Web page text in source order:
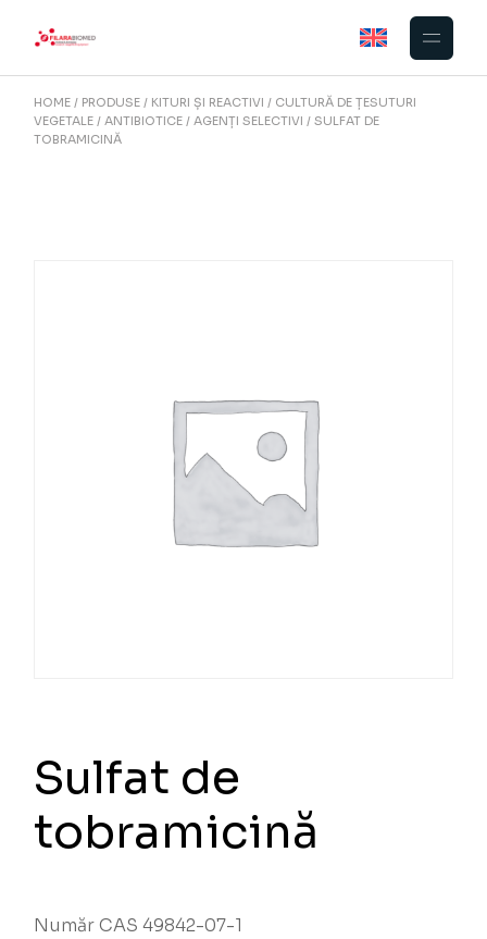
HOME PRODUSE KITURI ȘI REACTIVI
CULTURĂ DE ȚESUTURI
VEGETALE
ANTIBIOTICE / AGENȚI SELECTIVI
SULFAT DE
TOBRAMICINĂ
Sulfat de
tobramicină
Număr CAS 49842-07-1